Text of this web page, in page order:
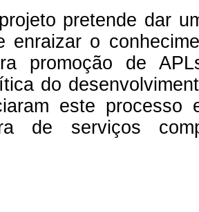
pretende dar
enraizar o
promoção de
do
este processo
de serviços